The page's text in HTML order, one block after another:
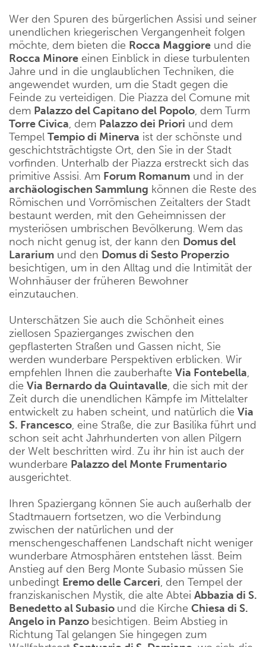
Wer den Spuren des bürgerlichen Assisi und seiner
unendlichen kriegerischen Vergangenheit folgen
möchte, dem bieten die Rocca Maggiore und die
Rocca Minore einen Einblick in diese turbulenten
Jahre und in die unglaublichen Techniken, die
angewendet wurden, um die Stadt gegen die
Feinde zu verteidigen. Die Piazza del Comune mit
dem Palazzo del Capitano del Popolo, dem Turm
Torre Civica, dem Palazzo dei Priori und dem
Tempel Tempio di Minerva ist der schönste und
geschichtsträchtigste Ort, den Sie in der Stadt
vorfinden. Unterhalb der Piazza erstreckt sich das
primitive Assisi. Am Forum Romanum und in der
archäologischen Sammlung können die Reste des
Römischen und Vorrömischen Zeitalters der Stadt
bestaunt werden, mit den Geheimnissen der
mysteriösen umbrischen Bevölkerung. Wem das
noch nicht genug ist, der kann den Domus del
Lararium und den Domus di Sesto Properzio
besichtigen, um in den Alltag und die Intimität der
Wohnhäuser der früheren Bewohner
einzutauchen.
Unterschätzen Sie auch die Schönheit eines
ziellosen Spazierganges zwischen den
gepflasterten Straßen und Gassen nicht, Sie
werden wunderbare Perspektiven erblicken. Wir
empfehlen Ihnen die zauberhafte Via Fontebella,
die Via Bernardo da Quintavalle, die sich mit der
Zeit durch die unendlichen Kämpfe im Mittelalter
entwickelt zu haben scheint, und natürlich die Via
S. Francesco, eine Straße, die zur Basilika führt und
schon seit acht Jahrhunderten von allen Pilgern
der Welt beschritten wird. Zu ihr hin ist auch der
wunderbare Palazzo del Monte Frumentario
ausgerichtet.
Ihren Spaziergang können Sie auch außerhalb der
Stadtmauern fortsetzen, wo die Verbindung
zwischen der natürlichen und der
menschengeschaffenen Landschaft nicht weniger
wunderbare Atmosphären entstehen lässt. Beim
Anstieg auf den Berg Monte Subasio müssen Sie
unbedingt Eremo delle Carceri, den Tempel der
franziskanischen Mystik, die alte Abtei Abbazia di S.
Benedetto al Subasio und die Kirche Chiesa di S.
Angelo in Panzo besichtigen. Beim Abstieg in
Richtung Tal gelangen Sie hingegen zum